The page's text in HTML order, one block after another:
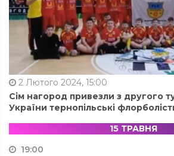
2 Лютого 2024, 15:00
Сім нагород привезли з другого
України тернопільські
15 ТРАВНЯ
19:00